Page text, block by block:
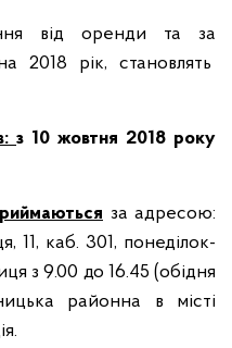
від оренди та за
2018 рік, становлять
з 10 жовтня 2018 року
за адресою:
11, каб. 301, понеділок-
з 9.00 до 16.45 (обідня
районна в місті